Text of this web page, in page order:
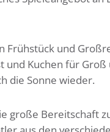
Frühstück und
Kuchen für
die Sonne wieder.
große Bereitschaft